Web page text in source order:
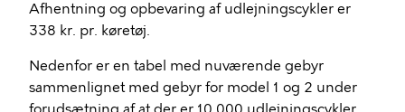
Afhentning og opbevaring af udlejningscykler er
338 kr. pr. køretøj.
Nedenfor er en tabel med nuværende gebyr
sammenlignet med gebyr for model 1 og 2 under